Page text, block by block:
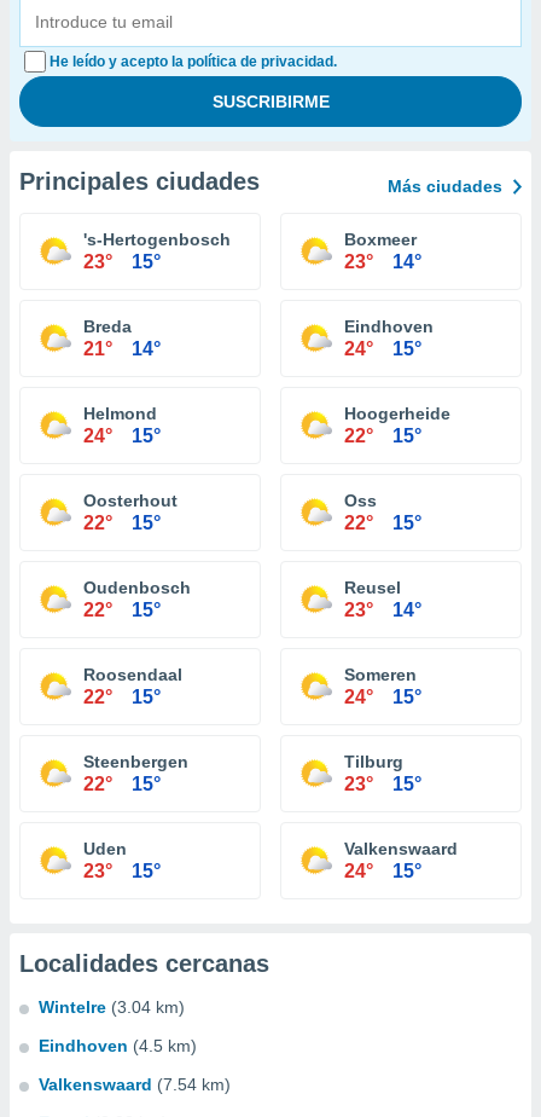
He leído y acepto la política de privacidad.
Principales ciudades Más ciudades
's-Hertogenbosch
23° 15°
Boxmeer
23° 14°
Breda
21° 14°
Eindhoven
24° 15°
Helmond
24° 15°
Hoogerheide
22° 15°
Oosterhout
22° 15°
Oss
22° 15°
Oudenbosch
22° 15°
Reusel
23° 14°
Roosendaal
22° 15°
Someren
24° 15°
Steenbergen
22° 15°
Tilburg
23° 15°
Uden
23° 15°
Valkenswaard
24° 15°
Localidades cercanas
Wintelre (3.04 km)
Eindhoven (4.5 km)
Valkenswaard (7.54 km)